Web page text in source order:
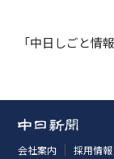
「中日しごと情
会社案内 採用情報